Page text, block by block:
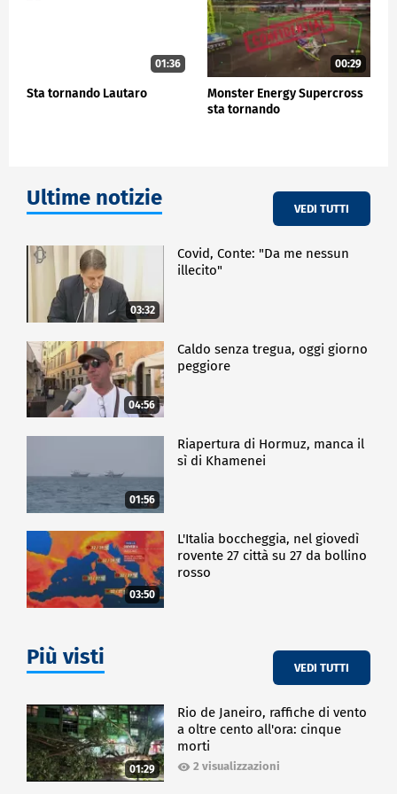
01:36
Sta tornando Lautaro
00:29
Monster Energy Supercross
sta tornando
Ultime notizie VEDI TUTTI
03:32
Covid, Conte: "Da me nessun
illecito"
04:56
Caldo senza tregua, oggi giorno
peggiore
01:56
Riapertura di Hormuz, manca il
sì di Khamenei
03:50
L'Italia boccheggia, nel giovedì
rovente 27 città su 27 da bollino
rosso
Più visti VEDI TUTTI
01:29
Rio de Janeiro, raffiche di vento
a oltre cento all'ora: cinque
morti
2 visualizzazioni